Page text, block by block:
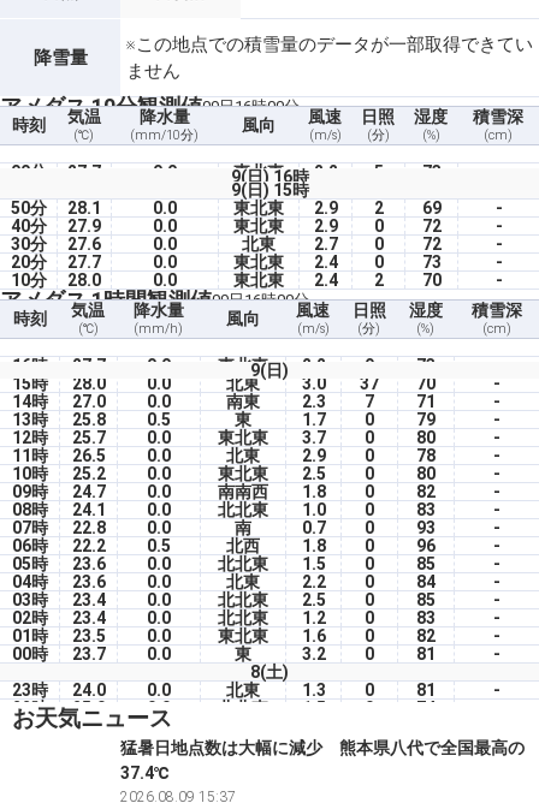
降雪量
※この地点での積雪量のデータが一部取得できてい
ません
アメダス 10分観測値09日16時00分
時刻 気温
(℃)
降水量
(mm/10分)
風向 風速
(m/s)
日照
(分)
湿度
(%)
積雪深
(cm)
9(日) 16時
00分 27.7 0.0 東北東 2.2 5 73
9(日) 15時
50分
28.1 0.0 東北東 2.9 2 69
-
40分
27.9 0.0 東北東 2.9 0 72
-
30分
27.6 0.0 北東 2.7 0 72
-
20分
27.7 0.0 東北東 2.4 0 73
-
10分
28.0 0.0 東北東 2.4 2 70 -
アメダス 1時間観測値09日16時00分
時刻 気温
(℃)
降水量
(mm/h)
風向 風速
(m/s)
日照
(分)
湿度
(%)
積雪深
(cm)
9(日)
16時 27.7 0.0 東北東 2.2 9 73
15時
28.0 0.0 北東 3.0 37 70
-
14時
27.0 0.0 南東 2.3 7 71
-
13時
25.8 0.5 東 1.7 0 79
-
12時
25.7 0.0 東北東 3.7 0 80
-
11時
26.5 0.0 北東 2.9 0 78
-
10時
25.2 0.0 東北東 2.5 0 80
-
09時
24.7 0.0 南南西 1.8 0 82
-
08時
24.1 0.0 北北東 1.0 0 83
-
07時
22.8 0.0 南 0.7 0 93
-
06時
22.2 0.5 北西 1.8 0 96
-
05時
23.6 0.0 北北東 1.5 0 85
-
04時
23.6 0.0 北東 2.2 0 84
-
03時
23.4 0.0 北北東 2.5 0 85
-
02時
23.4 0.0 北北東 1.2 0 83
-
01時
23.5 0.0 東北東 1.6 0 82
-
00時
23.7 0.0 東 3.2 0 81
-
8(土)
23時
24.0 0.0 北東 1.3 0 81
-
22時
25.0 0.0 北北東 1.5 0 74
21時
23.8 0.0
0.0 東北東 1.3 0 74
-
0.0 東南東 1.8 0 71
-
0.0
0.0 東北東
お天気ニュース
猛暑日地点数は大幅に減少 熊本県八代で全国最高の
37.4℃
2026.08.09 15:37